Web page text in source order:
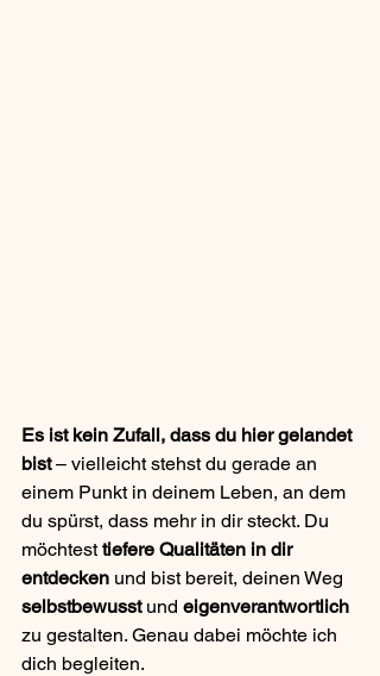
Es ist kein Zufall, dass du hier gelandet
bist – vielleicht stehst du gerade an
einem Punkt in deinem Leben, an dem
du spürst, dass mehr in dir steckt. Du
möchtest tiefere Qualitäten in dir
entdecken und bist bereit, deinen Weg
selbstbewusst und eigenverantwortlich
zu gestalten. Genau dabei möchte ich
dich begleiten.